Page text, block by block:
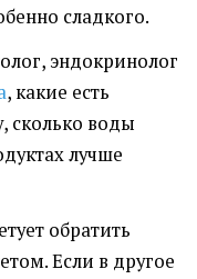
сладкого.
эндокринолог
, какие есть
сколько воды
лучше
обратить
Если в другое